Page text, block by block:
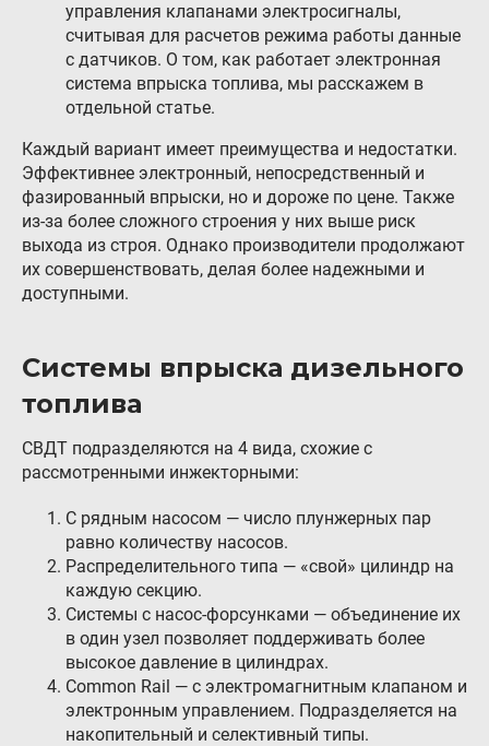
управления клапанами электросигналы,
считывая для расчетов режима работы данные
с датчиков. О том, как работает электронная
система впрыска топлива, мы расскажем в
отдельной статье.
Каждый вариант имеет преимущества и недостатки.
Эффективнее электронный, непосредственный и
фазированный впрыски, но и дороже по цене. Также
из-за более сложного строения у них выше риск
выхода из строя. Однако производители продолжают
их совершенствовать, делая более надежными и
доступными.
Системы впрыска дизельного
топлива
СВДТ подразделяются на 4 вида, схожие с
рассмотренными инжекторными:
С рядным насосом — число плунжерных пар
равно количеству насосов.
Распределительного типа — «свой» цилиндр на
каждую секцию.
Системы с насос-форсунками — объединение их
в один узел позволяет поддерживать более
высокое давление в цилиндрах.
Сommon Rail — с электромагнитным клапаном и
электронным управлением. Подразделяется на
накопительный и селективный типы.